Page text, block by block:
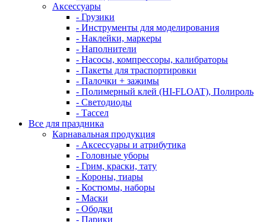
Аксессуары
- Грузики
- Инструменты для моделирования
- Наклейки, маркеры
- Наполнители
- Насосы, компрессоры, калибраторы
- Пакеты для траспортировки
- Палочки + зажимы
- Полимерный клей (HI-FLOAT), Полироль
- Светодиоды
- Тассел
Все для праздника
Карнавальная продукция
- Аксессуары и атрибутика
- Головные уборы
- Грим, краски, тату
- Короны, тиары
- Костюмы, наборы
- Маски
- Ободки
- Парики